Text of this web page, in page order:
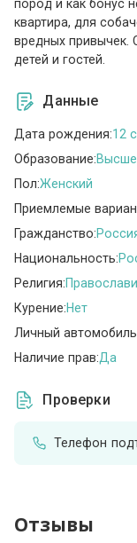
пород и как бонус
квартира, для
вредных привычек.
детей и гостей.
Данные
Дата рождения:12
Образование:
Пол:Женский
Приемлемые
Гражданство:
Национальность:
Религия:
Курение:Нет
Личный
Наличие прав:Да
Проверки
Телефон
Отзывы